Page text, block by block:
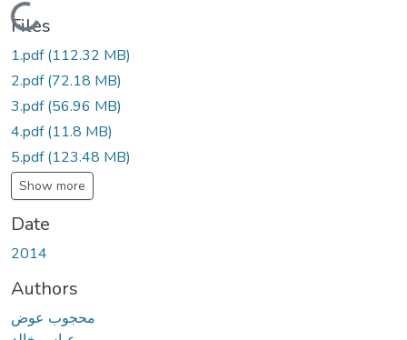
Loading...
Files
1.pdf(112.32 MB)
2.pdf(72.18 MB)
3.pdf(56.96 MB)
4.pdf(11.8 MB)
5.pdf(123.48 MB)
Show more
Date
2014
Authors
محجوب عوض